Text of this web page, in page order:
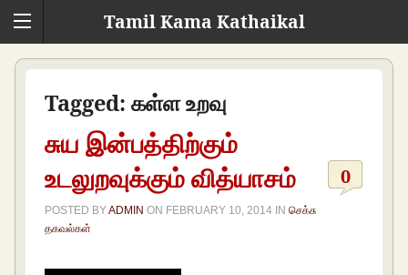
Tamil Kama Kathaikal
Tagged: கள்ள உறவு
சுய இன்பத்திற்கும்
உடலுறவுக்கும் வித்யாசம்
0
POSTED BYADMIN ON FEBRUARY 10, 2014 INசெக்சு
தகவல்கள்